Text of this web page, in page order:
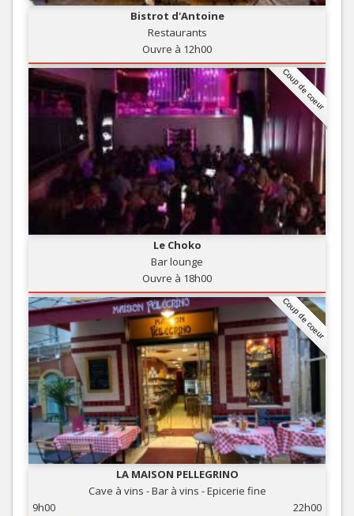
Bistrot d'Antoine
Restaurants
Ouvre à 12h00
Coup de coeur
Le Choko
Bar lounge
Ouvre à 18h00
Coup de coeur
LA MAISON PELLEGRINO
Cave à vins - Bar à vins - Epicerie fine
9h00
22h00